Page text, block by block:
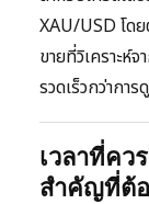
XAU/USD โด
ขายที่วิเคราะห์
รวดเร็วกว่ากา
เวลาที่คว
สำคัญที่ต้